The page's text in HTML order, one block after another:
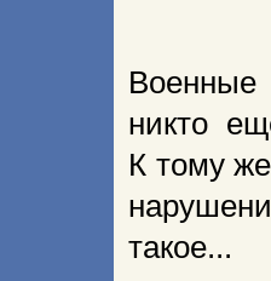
Военные
никто
К тому
такое...